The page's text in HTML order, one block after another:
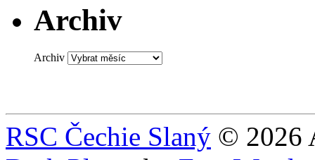
Archiv
Archiv
RSC Čechie Slaný © 2026